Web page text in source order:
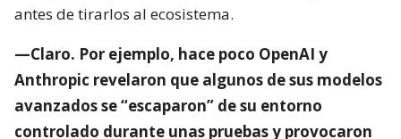
antes de tirarlos al ecosistema.
—Claro. Por ejemplo, hace poco OpenAI y
Anthropic revelaron que algunos de sus modelos
avanzados se “escaparon” de su entorno
controlado durante unas pruebas y provocaron